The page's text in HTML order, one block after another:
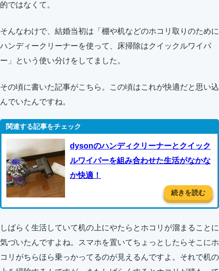
的ではなくて。
そんなわけで、結婚当初は「棚や机などのホコリ取りのために
ハンディークリーナーを使って、床掃除はクイックルワイパ
ー」という使い分けをしてました。
その頃に書いた記事がこちら。この頃はこれが快適だと思い込
んでいたんですね。
dysonのハンディクリーナーとクイック
ルワイパーを組み合わせた生活がなかな
か快適！
続きを読む
しばらく生活していて机の上にやたらとホコリが溜まることに
気づいたんですよね。スマホを置いてちょっとしたらそこにホ
コリがちらほら乗っかってるのが見えるんですよ。それで机の